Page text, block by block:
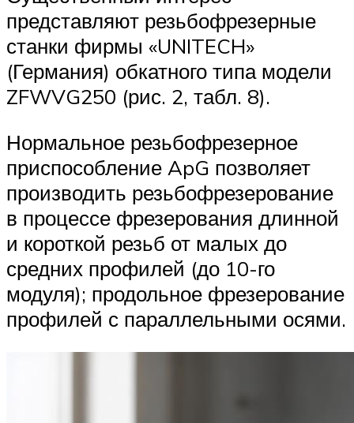
представляют резьбофрезерные
станки фирмы «UNITECH»
(Германия) обкатного типа модели
ZFWVG250 (рис. 2, табл. 8).
Нормальное резьбофрезерное
приспособление ApG позволяет
производить резьбофрезерование
в процессе фрезерования длинной
и короткой резьб от малых до
средних профилей (до 10-го
модуля); продольное фрезерование
профилей с параллельными осями.